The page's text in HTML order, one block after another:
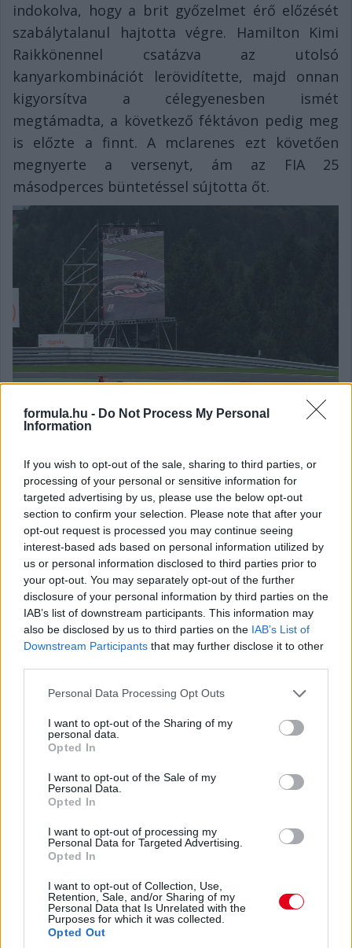
formula.hu - Do Not Process My Personal
Information
If you wish to opt-out of the sale, sharing to third parties, or
processing of your personal or sensitive information for
targeted advertising by us, please use the below opt-out
section to confirm your selection. Please note that after your
opt-out request is processed you may continue seeing
interest-based ads based on personal information utilized by
us or personal information disclosed to third parties prior to
your opt-out. You may separately opt-out of the further
disclosure of your personal information by third parties on the
IAB’s list of downstream participants. This information may
also be disclosed by us to third parties on the IAB’s List of
Downstream Participants that may further disclose it to other
Please note that this website/app uses one or more Google
not limited to your visit or usage behaviour. You may click to
grant or deny consent to Google and its third-party tags to
use your data for below specified purposes in below Google
consent section.
Personal Data Processing Opt Outs
I want to opt-out of the Sharing of my
personal data.
Opted In
I want to opt-out of the Sale of my
Personal Data.
Opted In
I want to opt-out of processing my
Personal Data for Targeted Advertising.
Opted In
I want to opt-out of Collection, Use,
Retention, Sale, and/or Sharing of my
Personal Data that Is Unrelated with the
Purposes for which it was collected.
Opted Out
indokolva, hogy a brit győzelmet érő előzését
szabálytalanul hajtotta végre. Hamilton Kimi
Raikkönennel csatázva az utolsó
kanyarkombinációt lerövidítette, majd onnan
kigyorsítva a célegyenesben ismét
megtámadta, a következő féktávon pedig meg
is előzte a finnt. A mclarenes ezt követően
megnyerte a versenyt, ám az FIA 25
másodperces büntetéssel sújtotta őt.
Alonso és Lewis Hamilton komoly fölénnyel
dupla győzelmet aratott a Ferrari hazájában,
amire a kémbotrány miatt nagy szüksége volt a
csapatnak. A tifosi vigaszdíja Raikkönen
harmadik helyezése lett.
2006: Raikkönen elcsente Schumacher elől a
pole-t, Alonsót rajtbüntetés sújtja. Az Olasz
Nagydíj szombati napján jelentős hátrányba
került a második vb-címéért küzdő spanyol,
akit Felipe Massa feltartásáért a tizenötödik
helyre sorolták hátra. Legnagyobb riválisa,
Schumacher eközben a második rajtkockából
várja a futamot, miután a mclarenes finn az
utolsó pillanatban elhappolta előle az első
helyet.
: A Belga Nagydíjon Schumacher esőben
bízik, amit meg is kap – pénteken. Bár
világbajnoki esélyei már korábban
szertefoszlottak, a belgiumi futamgyőzelmet
még a gyengélkedő Ferrarival sem engedte el a
német. A versenyhétvége pénteki napján úgy
fogalmazott, hogy ebben leginkább a